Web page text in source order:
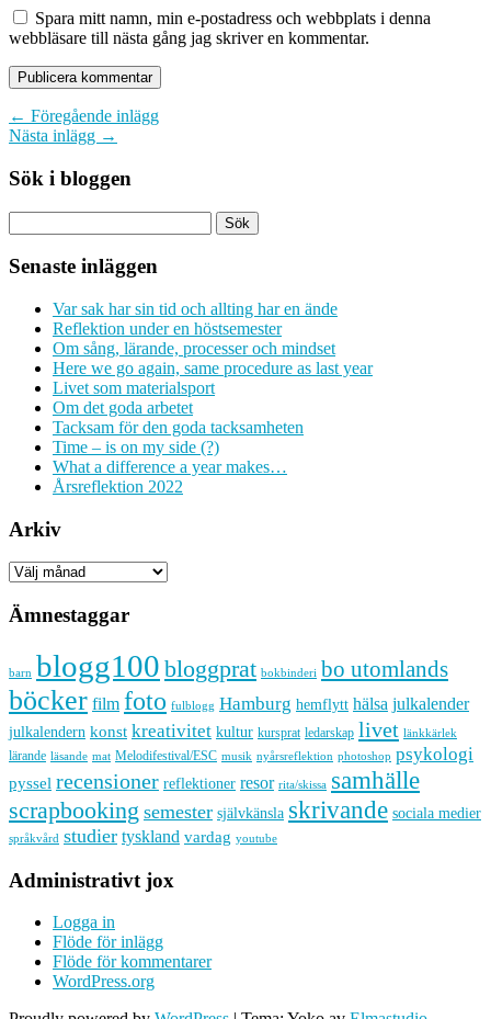
Spara mitt namn, min e-postadress och webbplats i denna
webbläsare till nästa gång jag skriver en kommentar.
← Föregående inlägg
Nästa inlägg →
Sök i bloggen
Senaste inläggen
Var sak har sin tid och allting har en ände
Reflektion under en höstsemester
Om sång, lärande, processer och mindset
Here we go again, same procedure as last year
Livet som materialsport
Om det goda arbetet
Tacksam för den goda tacksamheten
Time – is on my side (?)
What a difference a year makes…
Årsreflektion 2022
Arkiv
Arkiv
Ämnestaggar
barn blogg100 bloggprat bokbinderi bo utomlands
böcker film foto fulblogg Hamburg hemflytt hälsa julkalender
julkalendern konst kreativitet kultur kursprat ledarskap livet länkkärlek
lärande läsande mat Melodifestival/ESC musik nyårsreflektion photoshop psykologi
pyssel recensioner reflektioner resor rita/skissa samhälle
scrapbooking semester självkänsla skrivande sociala medier
språkvård studier tyskland vardag youtube
Administrativt jox
Logga in
Flöde för inlägg
Flöde för kommentarer
WordPress.org